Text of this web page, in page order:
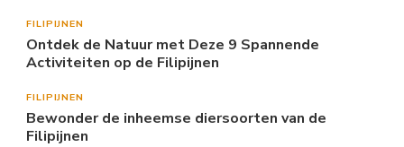
FILIPIJNEN
Ontdek de Natuur met Deze 9 Spannende
Activiteiten op de Filipijnen
FILIPIJNEN
Bewonder de inheemse diersoorten van de
Filipijnen